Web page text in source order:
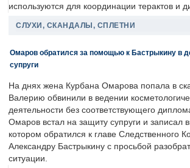
используются для координации терактов и
СЛУХИ, СКАНДАЛЫ, СПЛЕТНИ
Омаров обратился за помощью к Бастрыкину в
супруги
На днях жена Курбана Омарова попала в
Валерию обвинили в ведении
деятельности без соответствующего
Омаров встал на защиту супруги и записал
котором обратился к главе Следственного
Александру Бастрыкину с просьбой
ситуации.